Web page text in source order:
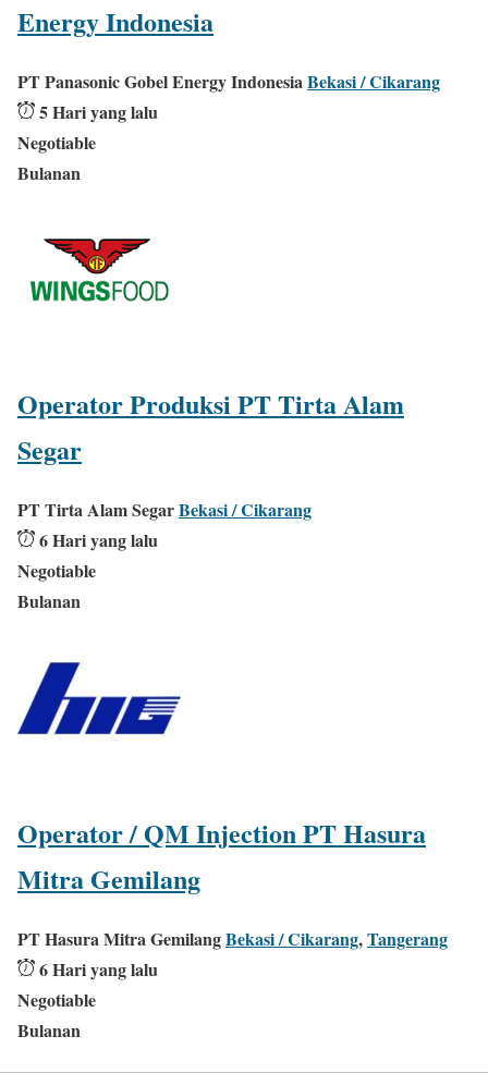
Energy Indonesia
PT Panasonic Gobel Energy Indonesia Bekasi / Cikarang
5 Hari yang lalu
Negotiable
Bulanan
Operator Produksi PT Tirta Alam
Segar
PT Tirta Alam SegarBekasi / Cikarang
6 Hari yang lalu
Negotiable
Bulanan
Operator / QM Injection PT Hasura
Mitra Gemilang
PT Hasura Mitra GemilangBekasi / Cikarang,Tangerang
6 Hari yang lalu
Negotiable
Bulanan